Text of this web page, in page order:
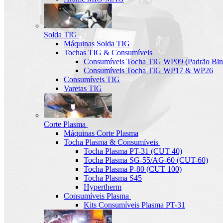
Solda TIG
Máquinas Solda TIG
Tochas TIG & Consumíveis
Consumíveis Tocha TIG WP09 (Padrão
Consumíveis Tocha TIG WP17 & WP26
Consumíveis TIG
Varetas TIG
Corte Plasma
Máquinas Corte Plasma
Tocha Plasma & Consumíveis
Tocha Plasma PT-31 (CUT 40)
Tocha Plasma SG-55/AG-60 (CUT-60)
Tocha Plasma P-80 (CUT 100)
Tocha Plasma S45
Hypertherm
Consumíveis Plasma
Kits Consumíveis Plasma PT-31